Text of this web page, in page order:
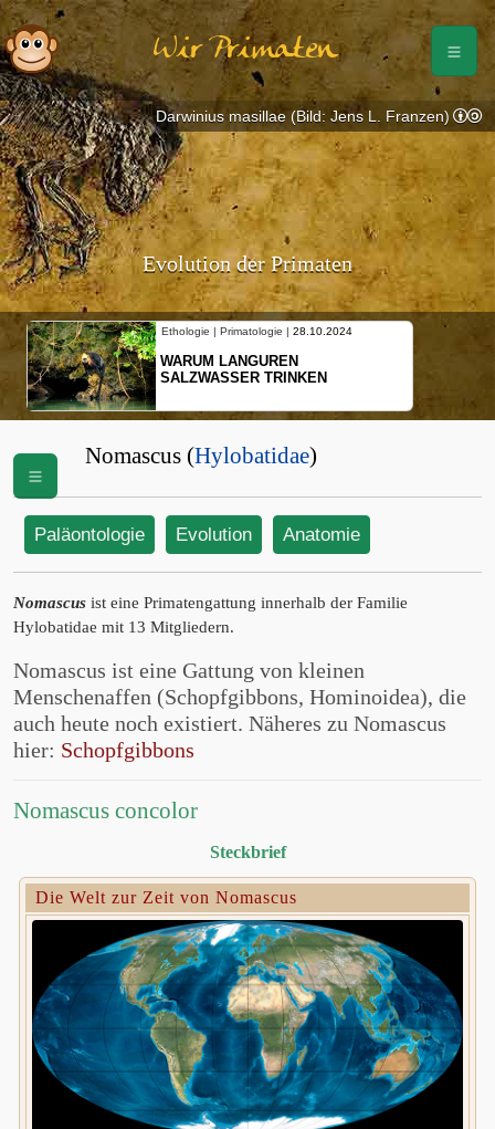
Wir Primaten
Evolution der Primaten
Ethologie | Primatologie | 28.10.2024
WARUM LANGUREN
SALZWASSER TRINKEN
Darwinius masillae (Bild: Jens L. Franzen)
Nomascus (Hylobatidae)
Paläontologie Evolution Anatomie
Nomascus ist eine Primatengattung innerhalb der Familie
Hylobatidae mit 13 Mitgliedern.
Nomascus ist eine Gattung von kleinen
Menschenaffen (Schopfgibbons, Hominoidea), die
auch heute noch existiert. Näheres zu Nomascus
hier: Schopfgibbons
Nomascus concolor
Steckbrief
Die Welt zur Zeit von Nomascus